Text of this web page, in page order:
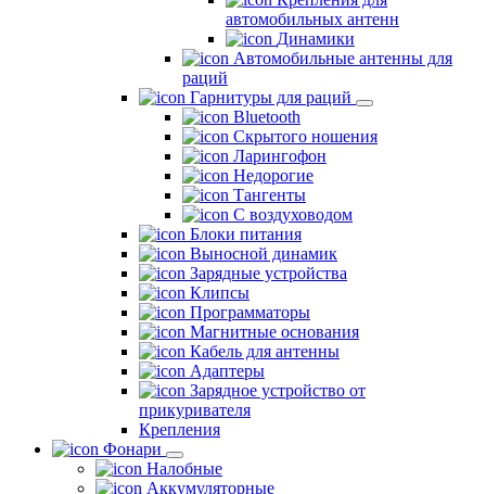
автомобильных антенн
Динамики
Автомобильные антенны для
раций
Гарнитуры для раций
Bluetooth
Скрытого ношения
Ларингофон
Недорогие
Тангенты
С воздуховодом
Блоки питания
Выносной динамик
Зарядные устройства
Клипсы
Программаторы
Магнитные основания
Кабель для антенны
Адаптеры
Зарядное устройство от
прикуривателя
Крепления
Фонари
Налобные
Аккумуляторные